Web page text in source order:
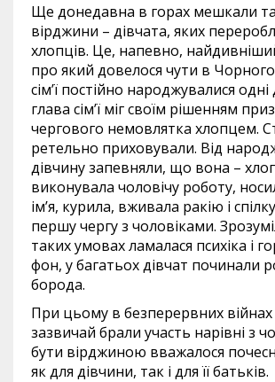
Ще донедавна в горах мешкали
вірджини – дівчата, яких
хлопців. Це, напевно,
про який довелося чути в
сім’ї постійно народжувалися одні
глава сім’ї міг своїм рішенням
чергового немовлятка хлопцем.
ретельно приховували. Від
дівчину запевняли, що вона –
виконувала чоловічу роботу,
ім’я, курила, вживала ракію і
першу чергу з чоловіками.
таких умовах ламалася психіка і
фон, у багатьох дівчат починали
борода.
При цьому в безперервних
зазвичай брали участь нарівні з
бути вірджиною вважалося
як для дівчини, так і для її батьків.